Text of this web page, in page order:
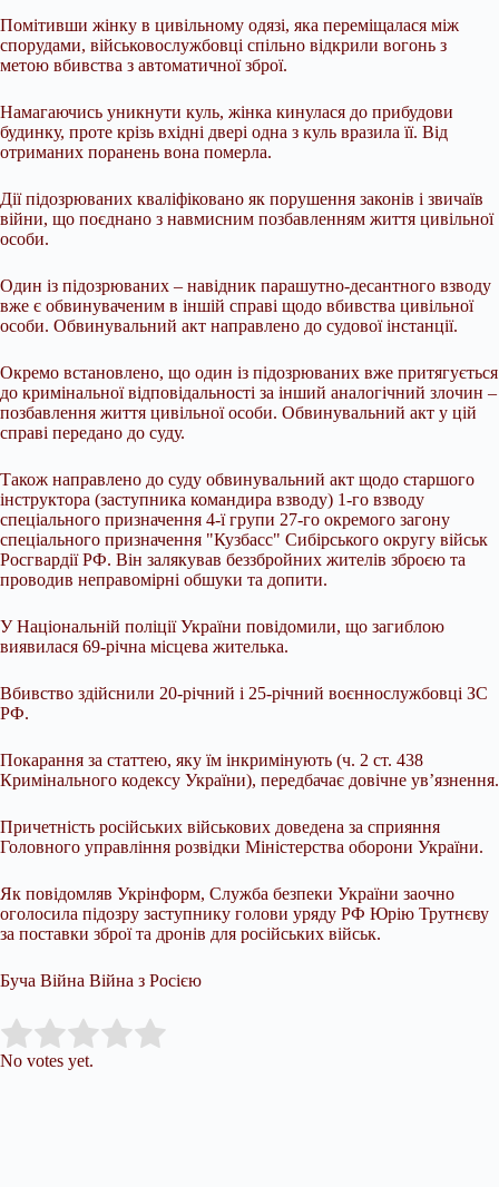
Помітивши жінку в цивільному одязі, яка переміщалася між
спорудами, військовослужбовці спільно відкрили вогонь з
метою вбивства з автоматичної зброї.
Намагаючись уникнути куль, жінка кинулася до прибудови
будинку, проте крізь вхідні двері одна з куль вразила її. Від
отриманих поранень вона померла.
Дії підозрюваних кваліфіковано як порушення законів і звичаїв
війни, що поєднано з навмисним позбавленням життя цивільної
особи.
Один із підозрюваних – навідник парашутно-десантного взводу
вже є обвинуваченим в іншій справі щодо вбивства цивільної
особи. Обвинувальний акт направлено до судової інстанції.
Окремо встановлено, що один із підозрюваних вже притягується
до кримінальної відповідальності за інший аналогічний злочин –
позбавлення життя цивільної особи. Обвинувальний акт у цій
справі передано до суду.
Також направлено до суду обвинувальний акт щодо старшого
інструктора (заступника командира взводу) 1-го взводу
спеціального призначення 4-ї групи 27-го окремого загону
спеціального призначення "Кузбасс" Сибірського округу військ
Росгвардії РФ. Він залякував беззбройних жителів зброєю та
проводив неправомірні обшуки та допити.
У Національній поліції України повідомили, що загиблою
виявилася 69-річна місцева жителька.
Вбивство здійснили 20-річний і 25-річний воєннослужбовці ЗС
РФ.
Покарання за статтею, яку їм інкримінують (ч. 2 ст. 438
Кримінального кодексу України), передбачає довічне ув’язнення.
Причетність російських військових доведена за сприяння
Головного управління розвідки Міністерства оборони України.
Як повідомляв Укрінформ, Служба безпеки України заочно
оголосила підозру заступнику голови уряду РФ Юрію Трутнєву
за поставки зброї та дронів для російських військ.
Буча Війна Війна з Росією
Rate this item:
No votes yet.